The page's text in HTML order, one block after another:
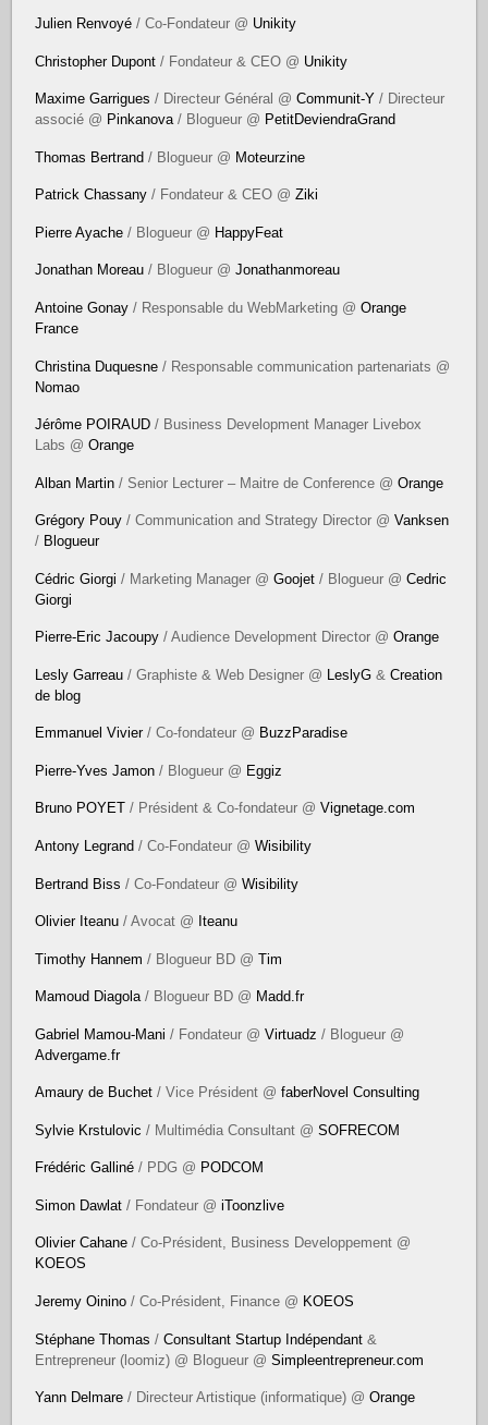
Julien Renvoyé / Co-Fondateur @ Unikity
Christopher Dupont / Fondateur & CEO @ Unikity
Maxime Garrigues / Directeur Général @Communit-Y / Directeur
associé @ Pinkanova/ Blogueur @ PetitDeviendraGrand
Thomas Bertrand / Blogueur @ Moteurzine
Patrick Chassany / Fondateur & CEO @Ziki
Pierre Ayache / Blogueur @ HappyFeat
Jonathan Moreau / Blogueur @Jonathanmoreau
Antoine Gonay / Responsable du WebMarketing @Orange
France
Christina Duquesne / Responsable communication partenariats @
Nomao
Jérôme POIRAUD / Business Development Manager Livebox
Labs @Orange
Alban Martin / Senior Lecturer – Maitre de Conference @Orange
Grégory Pouy / Communication and Strategy Director @Vanksen
/ Blogueur
Cédric Giorgi / Marketing Manager @Goojet / Blogueur @Cedric
Giorgi
Pierre-Eric Jacoupy / Audience Development Director @Orange
Lesly Garreau / Graphiste & Web Designer @ LeslyG &Creation
de blog
Emmanuel Vivier/ Co-fondateur @ BuzzParadise
Pierre-Yves Jamon / Blogueur @ Eggiz
Bruno POYET / Président & Co-fondateur @Vignetage.com
Antony Legrand / Co-Fondateur @Wisibility
Bertrand Biss / Co-Fondateur @Wisibility
Olivier Iteanu / Avocat @ Iteanu
Timothy Hannem / Blogueur BD @Tim
Mamoud Diagola/ Blogueur BD @ Madd.fr
Gabriel Mamou-Mani / Fondateur @Virtuadz / Blogueur @
Advergame.fr
Amaury de Buchet / Vice Président @faberNovel Consulting
Sylvie Krstulovic / Multimédia Consultant @SOFRECOM
Frédéric Galliné / PDG @ PODCOM
Simon Dawlat / Fondateur @iToonzlive
Olivier Cahane / Co-Président, Business Developpement @
KOEOS
Jeremy Oinino / Co-Président, Finance @ KOEOS
Stéphane Thomas /Consultant Startup Indépendant &
Entrepreneur (loomiz) @ Blogueur @Simpleentrepreneur.com
Yann Delmare / Directeur Artistique (informatique) @Orange